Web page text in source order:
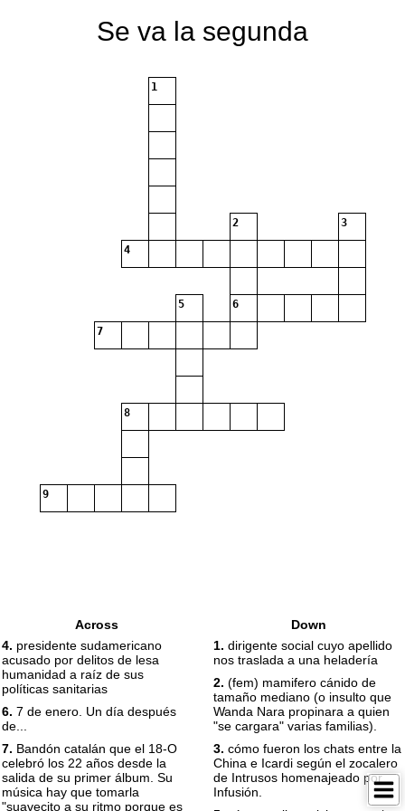
Se va la segunda
1
2 3
4
5 6
7
8
9
Across
4. presidente sudamericano
acusado por delitos de lesa
humanidad a raíz de sus
políticas sanitarias
6. 7 de enero. Un día después
de...
7. Bandón catalán que el 18-O
celebró los 22 años desde la
salida de su primer álbum. Su
música hay que tomarla
"suavecito a su ritmo porque es
Down
1. dirigente social cuyo apellido
nos traslada a una heladería
2. (fem) mamifero cánido de
tamaño mediano (o insulto que
Wanda Nara propinara a quien
"se cargara" varias familias).
3. cómo fueron los chats entre la
China e Icardi según el zocalero
de Intrusos homenajeado por
Infusión.